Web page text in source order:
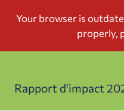
Rapport d'impact